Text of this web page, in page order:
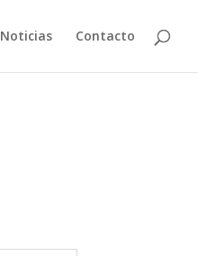
Noticias Contacto